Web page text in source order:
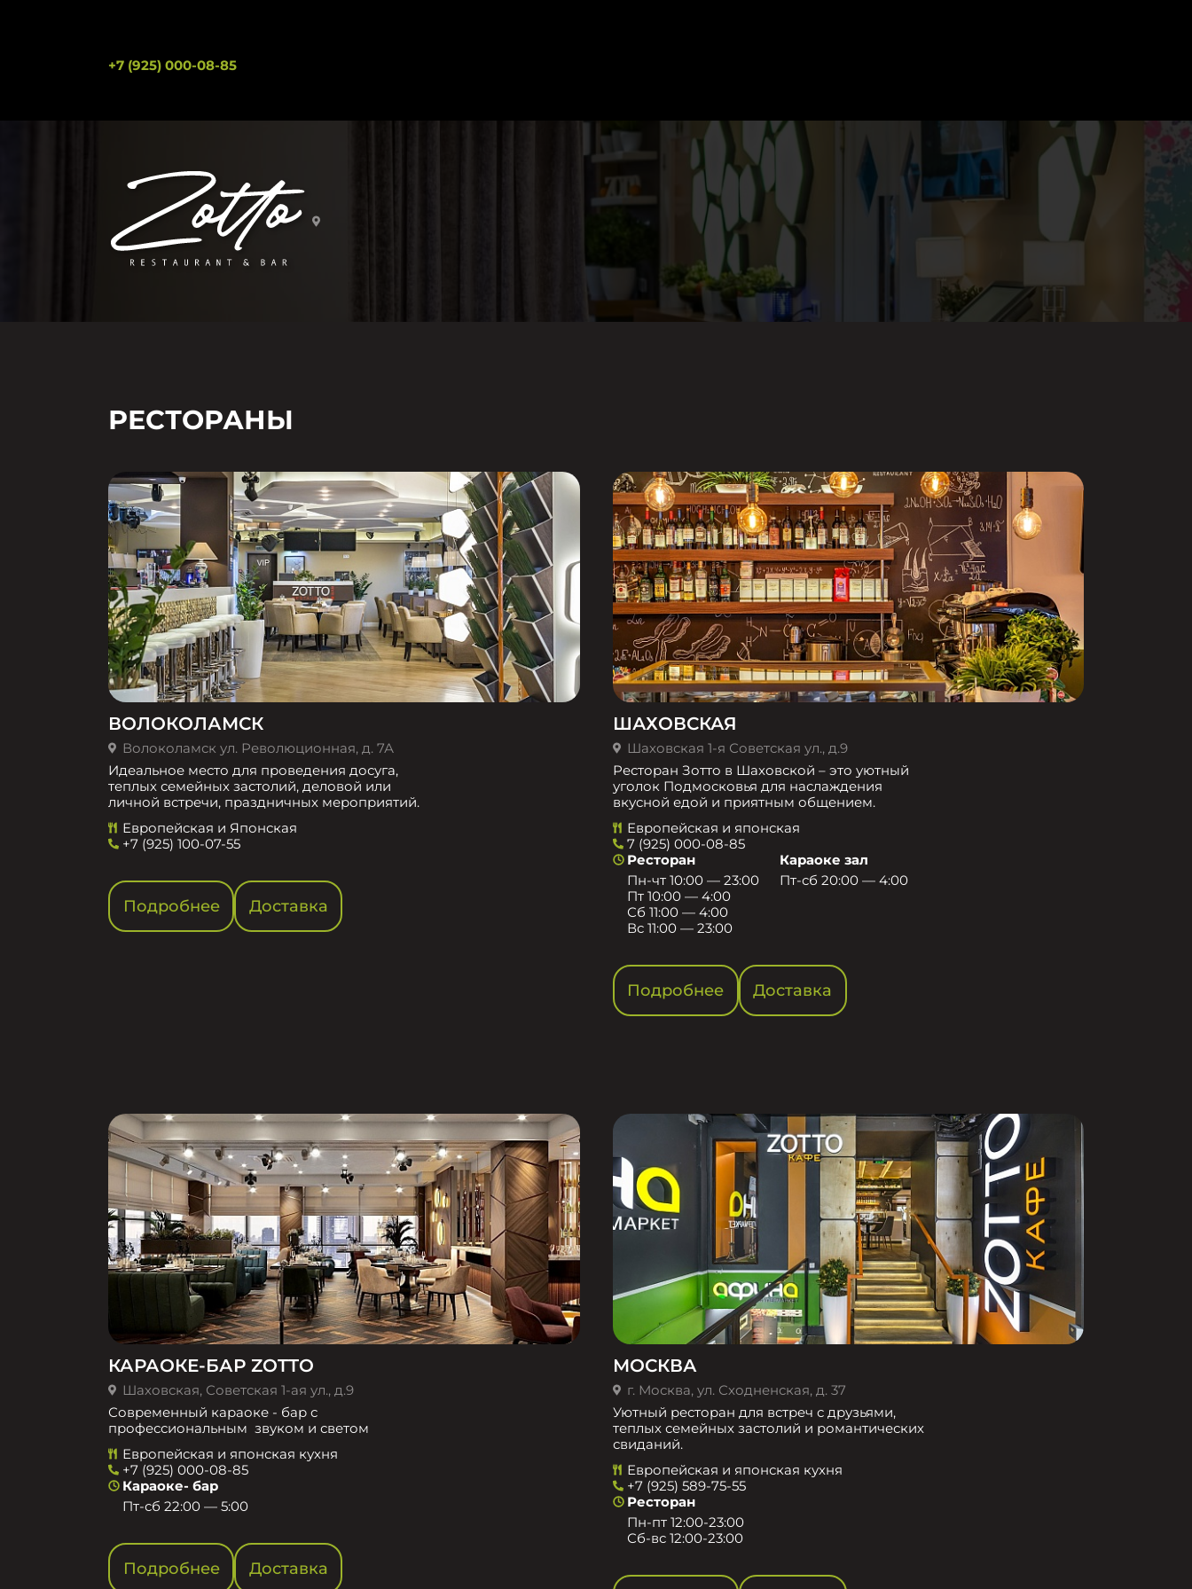
+7 (925) 000-08-85
РЕСТОРАНЫ
ВОЛОКОЛАМСК
Волоколамск ул. Революционная, д. 7А
Идеальное место для проведения досуга,
теплых семейных застолий, деловой или
личной встречи, праздничных мероприятий.
Европейская и Японская
+7 (925) 100-07-55
Подробнее Доставка
ШАХОВСКАЯ
Шаховская 1-я Советская ул., д.9
Ресторан Зотто в Шаховской – это уютный
уголок Подмосковья для наслаждения
вкусной едой и приятным общением.​
Европейская и японская
7 (925) 000-08-85
Ресторан
Пн-чт 10:00 — 23:00
Пт 10:00 — 4:00
Сб 11:00 — 4:00
Вс 11:00 — 23:00
Караоке зал
Пт-сб 20:00 — 4:00
Подробнее Доставка
КАРАОКЕ-БАР ZOTTO
Шаховская, Советская 1-ая ул., д.9
Современный караоке - бар с
профессиональным звуком и светом
Европейская и японская кухня
+7 (925) 000-08-85
Караоке- бар
Пт-сб 22:00 — 5:00
Подробнее Доставка
МОСКВА
г. Москва, ул. Сходненская, д. 37
Уютный ресторан для встреч с друзьями,
теплых семейных застолий и романтических
свиданий.
Европейская и японская кухня
+7 (925) 589-75-55
Ресторан
Пн-пт 12:00-23:00
Сб-вс 12:00-23:00